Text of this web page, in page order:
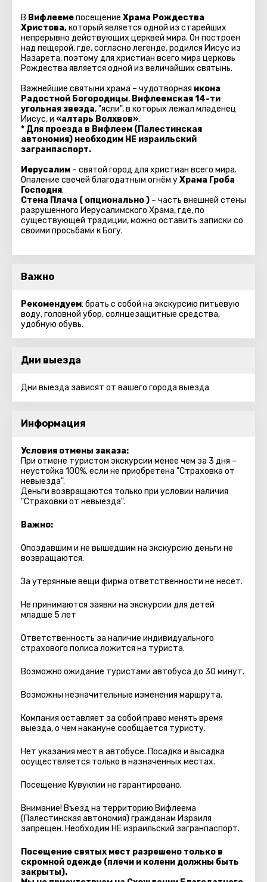
В Вифлеемепосещение Храма Рождества
Христова,который является одной из старейших
непрерывно действующих церквей мира. Он построен
над пещерой, где, согласно легенде, родился Иисус из
Назарета, поэтому для христиан всего мира церковь
Рождества является одной из величайших святынь.
Важнейшие святыни храма – чудотворная икона
Радостной Богородицы, Вифлеемская 14-ти
угольная звезда, "ясли", в которых лежал младенец
Иисус, и «алтарь Волхвов».
* Для проезда в Вифлеем (Палестинская
автономия) необходим НЕ израильский
загранпаспорт.
Иерусалим – святой город для христиан всего мира.
Опаление свечей благодатным огнём уХрама Гроба
Господня.
Стена Плача ( опционально ) – часть внешней стены
разрушенного Иерусалимского Храма, где, по
существующей традиции, можно оставить записки со
своими просьбами к Богу.
Важно
Рекомендуем: брать с собой на экскурсию питьевую
воду, головной убор, солнцезащитные средства,
удобную обувь.
Дни выезда
Дни выезда зависят от вашего города выезда
Информация
Условия отмены заказа:
При отмене туристом экскурсии менее чем за 3 дня –
неустойка 100%, если не приобретена "Страховка от
невыезда".
Деньги возвращаются только при условии наличия
"Страховки от невыезда".
Важно:
Опоздавшим и не вышедшим на экскурсию деньги не
возвращаются.
За утерянные вещи фирма ответственности не несет.
Не принимаются заявки на экскурсии для детей
младше 5 лет
Ответственность за наличие индивидуального
страхового полиса ложится на туриста.
Возможно ожидание туристами автобуса до 30 минут.
Возможны незначительные изменения маршрута.
Компания оставляет за собой право менять время
выезда, о чем накануне сообщается туристу.
Нет указания мест в автобуcе. Посадка и высадка
осуществляется только в назначенных местах.
Посещение Кувуклии не гарантировано.
Внимание! Въезд на территорию Вифлеема
(Палестинская автономия) гражданам Израиля
запрещен. Необходим НЕ израильский загранпаспорт.
Посещение святых мест разрешено только в
скромной одежде (плечи и колени должны быть
закрыты).